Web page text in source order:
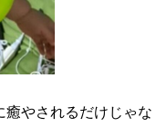
癒やされるだけじゃな